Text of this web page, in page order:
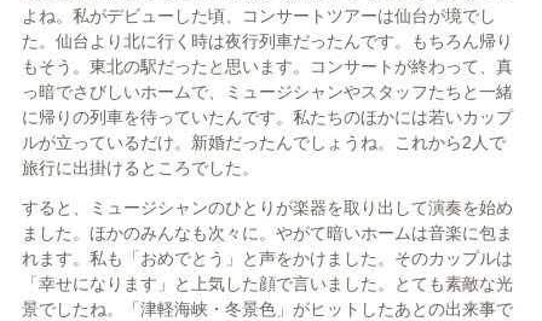
よね。私がデビューした頃、コンサートツアーは仙台が境でし
た。仙台より北に行く時は夜行列車だったんです。もちろん帰り
もそう。東北の駅だったと思います。コンサートが終わって、真
っ暗でさびしいホームで、ミュージシャンやスタッフたちと一緒
に帰りの列車を待っていたんです。私たちのほかには若いカップ
ルが立っているだけ。新婚だったんでしょうね。これから2人で
旅行に出掛けるところでした。
すると、ミュージシャンのひとりが楽器を取り出して演奏を始め
ました。ほかのみんなも次々に。やがて暗いホームは音楽に包ま
れます。私も「おめでとう」と声をかけました。そのカップルは
「幸せになります」と上気した顔で言いました。とても素敵な光
景でしたね。「津軽海峡・冬景色」がヒットしたあとの出来事で